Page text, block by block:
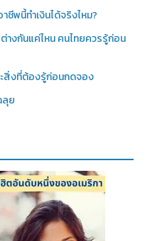
ชีพนี้ทำเงินได้จริงไหม?
างกันแค่ไหน คนไทยควรรู้ก่อน
ะสิ่งที่ต้องรู้ก่อนกดจอง
ลุย